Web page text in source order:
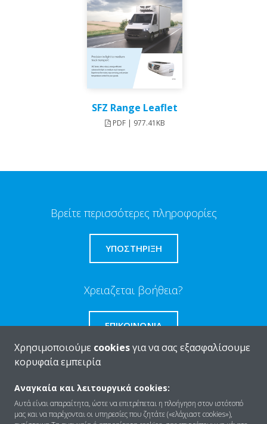
SFZ Range Leaflet
PDF | 977.41KB
Βρείτε περισσότερες πληροφορίες
ΥΠΟΣΤΗΡΙΞΗ
Χρειαζεται βοήθεια?
ΕΠΙΚΟΙΝΩΝΊΑ
Ποιοι είμαστε
Χρησιμοποιούμε cookiesγια να σας εξασφαλίσουμε
κορυφαία εμπειρία
Αναγκαία και λειτουργικά cookies:
Αυτά είναι απαραίτητα, ώστε να επιτρέπεται η πλοήγηση στον ιστότοπό
μας και να παρέχονται οι υπηρεσίες που ζητάτε («ελάχιαστ cookies»),